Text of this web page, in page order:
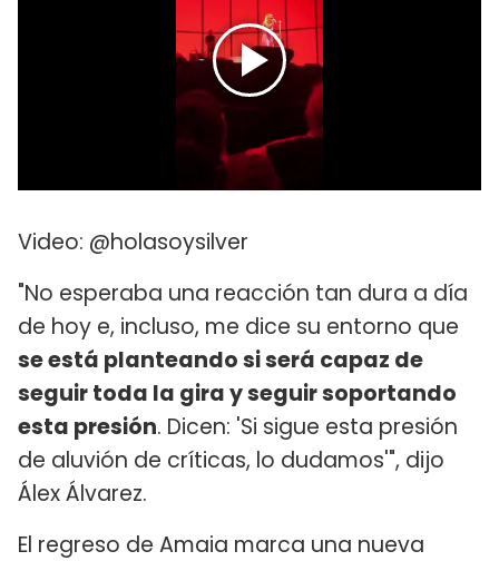
Video: @holasoysilver
"No esperaba una reacción tan dura a día
de hoy e, incluso, me dice su entorno que
se está planteando si será capaz de
seguir toda la gira y seguir soportando
esta presión. Dicen: 'Si sigue esta presión
de aluvión de críticas, lo dudamos'", dijo
Álex Álvarez.
El regreso de Amaia marca una nueva